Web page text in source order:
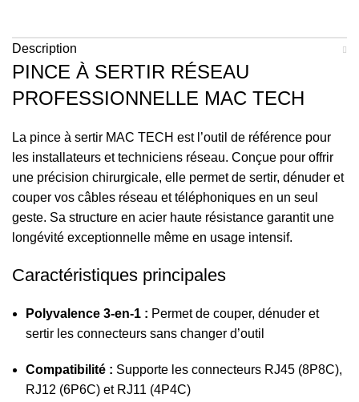
Description
PINCE À SERTIR RÉSEAU
PROFESSIONNELLE MAC TECH
La pince à sertir MAC TECH est l’outil de référence pour
les installateurs et techniciens réseau. Conçue pour offrir
une précision chirurgicale, elle permet de sertir, dénuder et
couper vos câbles réseau et téléphoniques en un seul
geste. Sa structure en acier haute résistance garantit une
longévité exceptionnelle même en usage intensif.
Caractéristiques principales
Polyvalence 3-en-1 : Permet de couper, dénuder et
sertir les connecteurs sans changer d’outil
Compatibilité : Supporte les connecteurs RJ45 (8P8C),
RJ12 (6P6C) et RJ11 (4P4C)